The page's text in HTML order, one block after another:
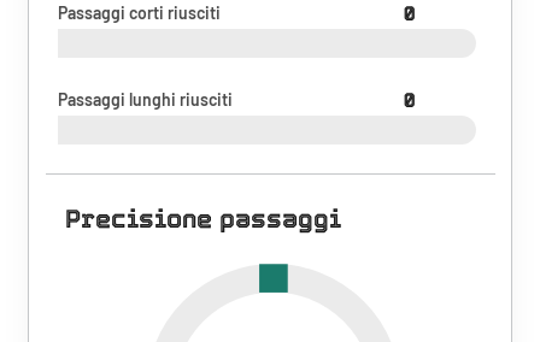
Passaggi corti riusciti 0
Passaggi lunghi riusciti 0
Precisione passaggi